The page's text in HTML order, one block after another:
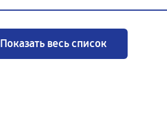
Показать весь список